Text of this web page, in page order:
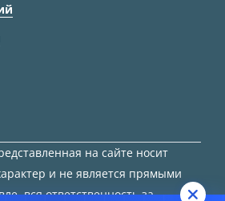
на сайте носит
и не является прямыми
вся ответственность за